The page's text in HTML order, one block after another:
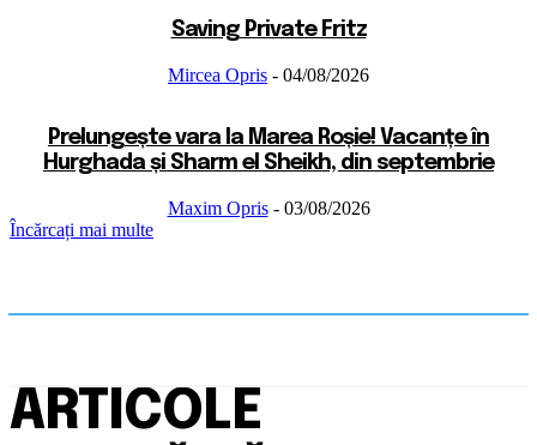
Saving Private Fritz
Mircea Opris - 04/08/2026
Prelungește vara la Marea Roșie! Vacanțe în
Hurghada și Sharm el Sheikh, din septembrie
Maxim Opris - 03/08/2026
Încărcați mai multe
ARTICOLE